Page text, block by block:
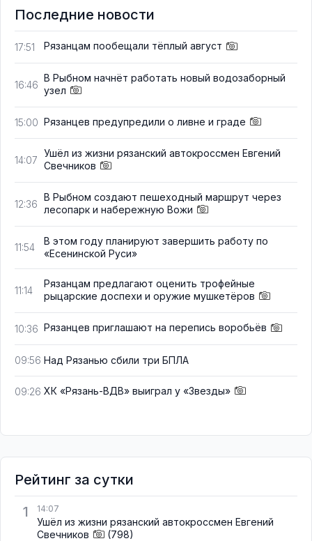
Последние новости
17:51 Рязанцам пообещали тёплый август
16:46
В Рыбном начнёт работать новый водозаборный
узел
15:00 Рязанцев предупредили о ливне и граде
14:07
Ушёл из жизни рязанский автокроссмен Евгений
Свечников
12:36
В Рыбном создают пешеходный маршрут через
лесопарк и набережную Вожи
11:54
В этом году планируют завершить работу по
«Есенинской Руси»
11:14
Рязанцам предлагают оценить трофейные
рыцарские доспехи и оружие мушкетёров
10:36 Рязанцев приглашают на перепись воробьёв
09:56 Над Рязанью сбили три БПЛА
09:26 ХК «Рязань-ВДВ» выиграл у «Звезды»
Рейтинг за сутки
1
14:07
Ушёл из жизни рязанский автокроссмен Евгений
Свечников
(798)